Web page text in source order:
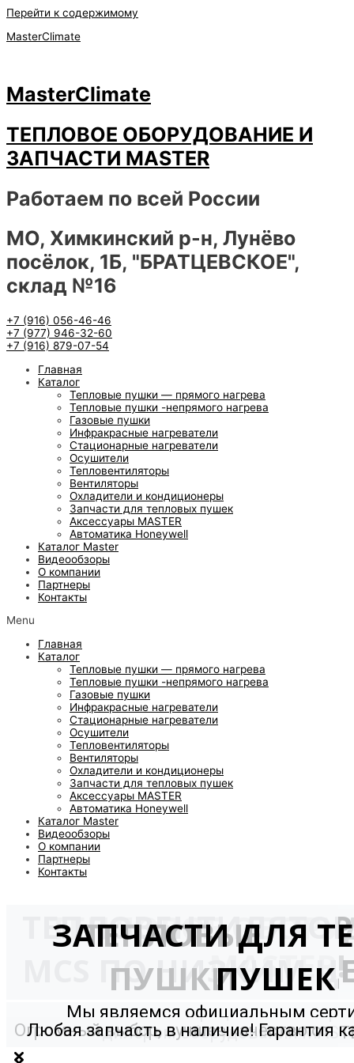
Перейти к содержимому
MasterClimate
MasterClimate
ТЕПЛОВОЕ ОБОРУДОВАНИЕ И
ЗАПЧАСТИ MASTER
Работаем по всей России
МО, Химкинский р-н, Лунёво
посёлок, 1Б, "БРАТЦЕВСКОЕ",
склад №16
+7 (916) 056-46-46
+7 (977) 946-32-60
+7 (916) 879-07-54
Главная
Каталог
Тепловые пушки — прямого нагрева
Тепловые пушки -непрямого нагрева
Газовые пушки
Инфракрасные нагреватели
Стационарные нагреватели
Осушители
Тепловентиляторы
Вентиляторы
Охладители и кондиционеры
Запчасти для тепловых пушек
Аксессуары MASTER
Автоматика Honeywell
Каталог Master
Видеообзоры
О компании
Партнеры
Контакты
Menu
Главная
Каталог
Тепловые пушки — прямого нагрева
Тепловые пушки -непрямого нагрева
Газовые пушки
Инфракрасные нагреватели
Стационарные нагреватели
Осушители
Тепловентиляторы
Вентиляторы
Охладители и кондиционеры
Запчасти для тепловых пушек
Аксессуары MASTER
Автоматика Honeywell
Каталог Master
Видеообзоры
О компании
Партнеры
Контакты
ТЕПЛОВОЕ
MASTER!
Мы являемся официальным
дилером оборудования
MCS ПО НИЗКИМ
ТЕПЛОВЫЕ
ПУШКИ
Огромный выбор, лучшее качество от
ЗАПЧАСТИ ДЛЯ
ПУШЕК
Любая запчасть в наличие! Гарантия